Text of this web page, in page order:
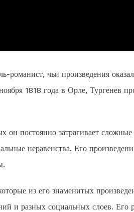
романист, чьи произведения
1818 года в Орле, Тургенев
постоянно затрагивает
неравенства. Его
из его знаменитых
и разных социальных слоев. Его